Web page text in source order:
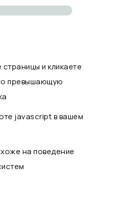
и кликаете
превышающую
javascript в вашем
на поведение